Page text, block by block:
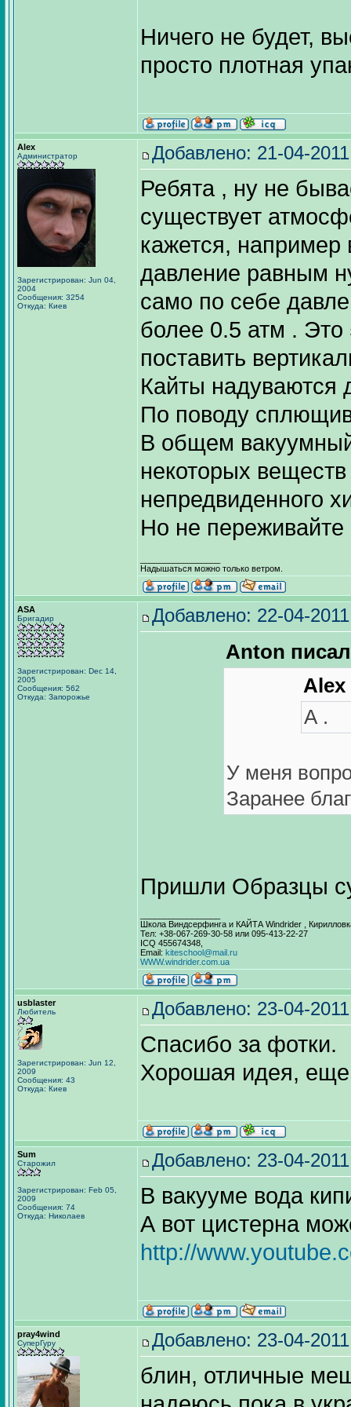
Ничего не будет,
просто плотная
Alex
Администратор
Зарегистрирован: Jun 04,
2004
Сообщения: 3254
Откуда: Киев
Добавлено: 21-04-
Ребята , ну не
существует
кажется, например
давление равным
само по себе
более 0.5 атм . Это
поставить
Кайты надуваются
По поводу
В общем
некоторых
непредвиденного
Но не
Надышаться можно только ветром.
ASA
Бригадир
Зарегистрирован: Dec 14,
2005
Сообщения: 562
Откуда: Запорожье
Добавлено: 22-04-
Anton
Alex
А .
У меня
Заранее
Пришли Образцы
Школа Виндсерфинга и КАЙТА Windrider ,
Тел: +38-067-269-30-58 или 095-413-22-27
ICQ 455674348,
Email: kiteschool@mail.ru
WWW.windrider.com.ua
usblaster
Любитель
Зарегистрирован: Jun 12,
2009
Сообщения: 43
Откуда: Киев
Добавлено: 23-04-
Спасибо за фотки.
Хорошая идея, еще
Sum
Старожил
Зарегистрирован: Feb 05,
2009
Сообщения: 74
Откуда: Николаев
Добавлено: 23-04-
В вакууме вода
А вот цистерна
http://
pray4wind
СуперГуру Добавлено: 23-04-
блин, отличные